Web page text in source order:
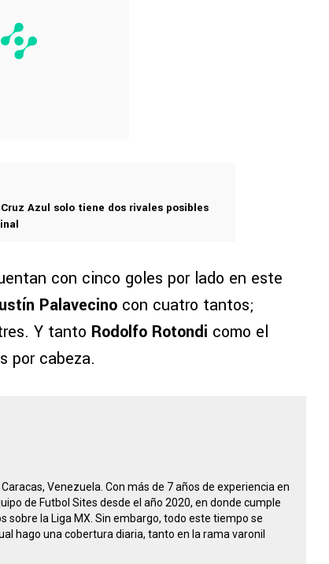
Azul solo tiene dos rivales posibles
con cinco goles por lado en este
Palavecino con cuatro tantos;
Y tanto Rodolfo Rotondi como el
por cabeza.
Venezuela. Con más de 7 años de experiencia en
de Futbol Sites desde el año 2020, en donde cumple
la Liga MX. Sin embargo, todo este tiempo se
hago una cobertura diaria, tanto en la rama varonil